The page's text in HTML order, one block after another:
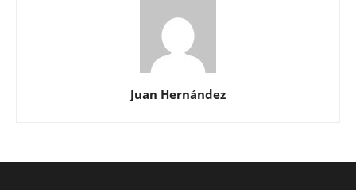
Juan Hernández